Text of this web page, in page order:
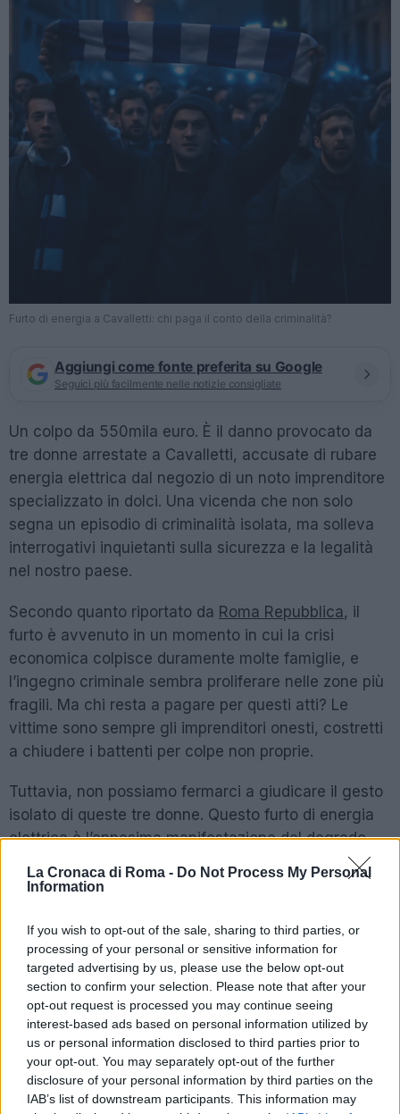
La Cronaca di Roma - Do Not Process My Personal
Information
If you wish to opt-out of the sale, sharing to third parties, or
processing of your personal or sensitive information for
targeted advertising by us, please use the below opt-out
section to confirm your selection. Please note that after your
opt-out request is processed you may continue seeing
interest-based ads based on personal information utilized by
us or personal information disclosed to third parties prior to
your opt-out. You may separately opt-out of the further
disclosure of your personal information by third parties on the
IAB’s list of downstream participants. This information may
Furto di energia a Cavalletti: chi paga il conto della criminalità?
Aggiungi come fonte preferita su Google
Seguici più facilmente nelle notizie consigliate
Un colpo da 550mila euro. È il danno provocato da
tre donne arrestate a Cavalletti, accusate di rubare
energia elettrica dal negozio di un noto imprenditore
specializzato in dolci. Una vicenda che non solo
segna un episodio di criminalità isolata, ma solleva
interrogativi inquietanti sulla sicurezza e la legalità
nel nostro paese.
Secondo quanto riportato da Roma Repubblica, il
furto è avvenuto in un momento in cui la crisi
economica colpisce duramente molte famiglie, e
l’ingegno criminale sembra proliferare nelle zone più
fragili. Ma chi resta a pagare per questi atti? Le
vittime sono sempre gli imprenditori onesti, costretti
a chiudere i battenti per colpe non proprie.
Tuttavia, non possiamo fermarci a giudicare il gesto
isolato di queste tre donne. Questo furto di energia
elettrica è l’ennesima manifestazione del degrado
sociale che avanza in modo silenzioso tra le pieghe
della nostra società. La politica è chiamata a
effettivamente la criminalità? La sensazione è che si
naviga a vista, lasciando spazio a dinamiche
pericolose e a una giustizia che pare distante.
POTREBBE INTERESSARTI
Roma sotto attacco: la
‘ndrangheta e il suo primo